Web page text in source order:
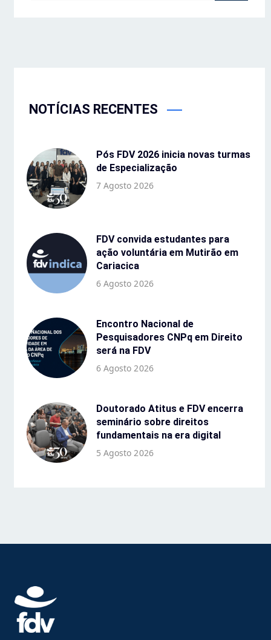
NOTÍCIAS RECENTES
Pós FDV 2026 inicia novas turmas
de Especialização
7 Agosto 2026
FDV convida estudantes para
ação voluntária em Mutirão em
Cariacica
6 Agosto 2026
Encontro Nacional de
Pesquisadores CNPq em Direito
será na FDV
6 Agosto 2026
Doutorado Atitus e FDV encerra
seminário sobre direitos
fundamentais na era digital
5 Agosto 2026